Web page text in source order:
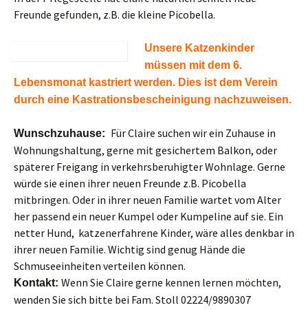
Freunde gefunden, z.B. die kleine Picobella.
Unsere Katzenkinder
müssen mit dem 6.
Lebensmonat kastriert werden. Dies ist dem Verein
durch eine Kastrationsbescheinigung nachzuweisen.
Wunschzuhause: Für Claire suchen wir ein Zuhause in
Wohnungshaltung, gerne mit gesichertem Balkon, oder
späterer Freigang in verkehrsberuhigter Wohnlage. Gerne
würde sie einen ihrer neuen Freunde z.B. Picobella
mitbringen. Oder in ihrer neuen Familie wartet vom Alter
her passend ein neuer Kumpel oder Kumpeline auf sie. Ein
netter Hund, katzenerfahrene Kinder, wäre alles denkbar in
ihrer neuen Familie. Wichtig sind genug Hände die
Schmuseeinheiten verteilen können.
Kontakt: Wenn Sie Claire gerne kennen lernen möchten,
wenden Sie sich bitte bei Fam. Stoll 02224/9890307